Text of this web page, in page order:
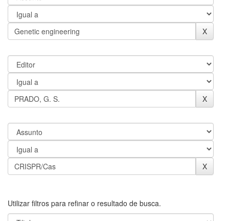
Utilizar filtros para refinar o resultado de busca.